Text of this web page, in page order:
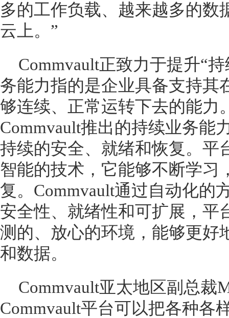
多的工作负载、越来越多的数
云上。”
Commvault正致力于提升“
务能力指的是企业具备支持其
够连续、正常运转下去的能力
Commvault推出的持续业务能
持续的安全、就绪和恢复。平
智能的技术，它能够不断学习
复。Commvault通过自动化的
安全性、就绪性和可扩展，平
测的、放心的环境，能够更好
和数据。
Commvault亚太地区副总裁
Commvault平台可以把各种各